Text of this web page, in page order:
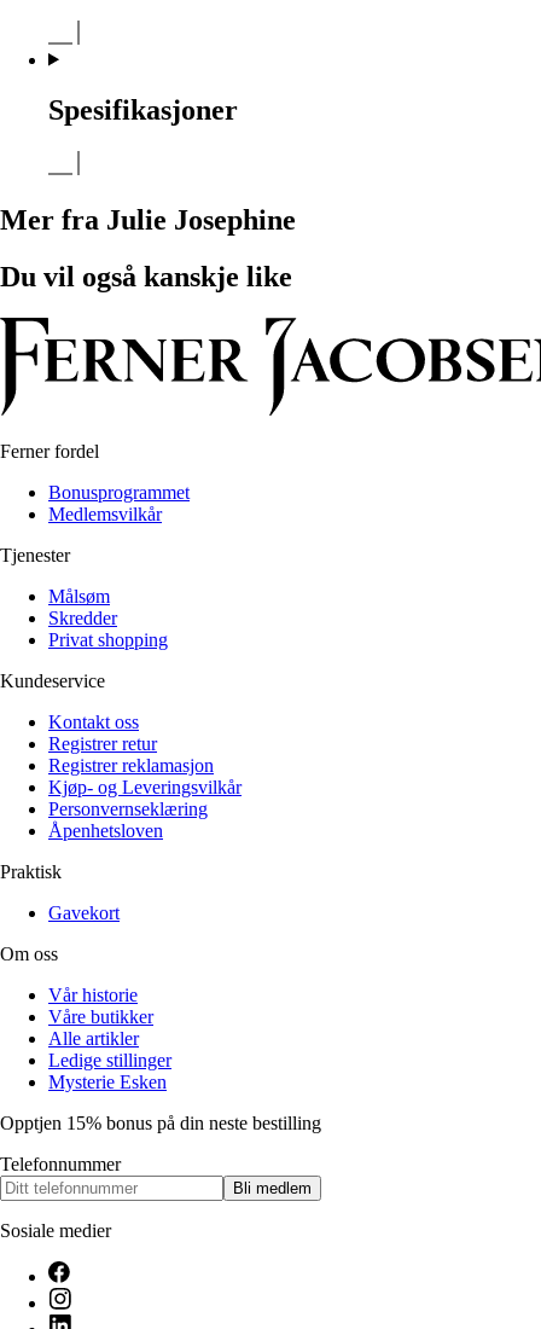
Spesifikasjoner
Mer fra Julie Josephine
Du vil også kanskje like
Ferner fordel
Bonusprogrammet
Medlemsvilkår
Tjenester
Målsøm
Skredder
Privat shopping
Kundeservice
Kontakt oss
Registrer retur
Registrer reklamasjon
Kjøp- og Leveringsvilkår
Personvernseklæring
Åpenhetsloven
Praktisk
Gavekort
Om oss
Vår historie
Våre butikker
Alle artikler
Ledige stillinger
Mysterie Esken
Opptjen 15% bonus på din neste bestilling
Telefonnummer
Bli medlem
Sosiale medier